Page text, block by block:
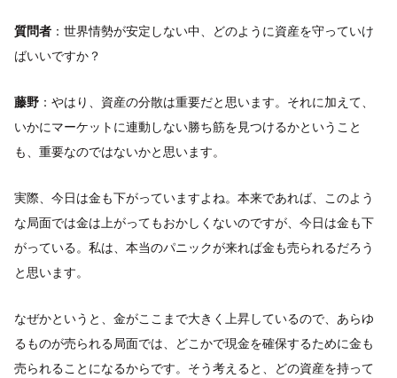
質問者 ：世界情勢が安定しない中、どのように資産を守っていけ
ばいいですか？
藤野 ：やはり、資産の分散は重要だと思います。それに加えて、
いかにマーケットに連動しない勝ち筋を見つけるかということ
も、重要なのではないかと思います。
実際、今日は金も下がっていますよね。本来であれば、このよう
な局面では金は上がってもおかしくないのですが、今日は金も下
がっている。私は、本当のパニックが来れば金も売られるだろう
と思います。
なぜかというと、金がここまで大きく上昇しているので、あらゆ
るものが売られる局面では、どこかで現金を確保するために金も
売られることになるからです。そう考えると、どの資産を持って